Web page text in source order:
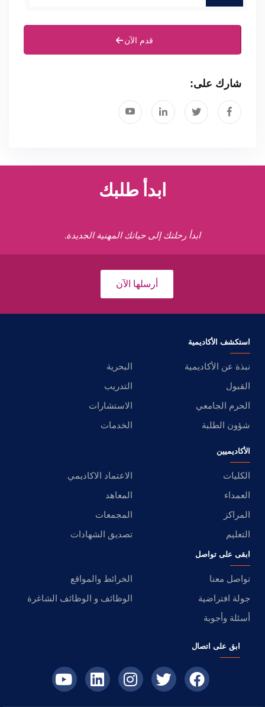
قدم الآن
شارك على:
ابدأ طلبك
ابدأ رحلتك إلى حياتك المهنية الجديدة.
أرسلها الآن
استكشف الأكاديمية
نبذة عن الأكاديمية
البحرية
القبول
التدريب
الحرم الجامعي
الاستشارات
شؤون الطلبة
الخدمات
الأكاديميين
الكليات
الاعتماد الاكاديمي
العمداء
المعاهد
المراكز
المجمعات
التعليم
تصديق الشهادات
ابقى على تواصل
تواصل معنا
الخرائط والمواقع
جولة افتراضية
الوظائف و الوظائف الشاغرة
أسئلة وأجوبة
ابق على اتصال